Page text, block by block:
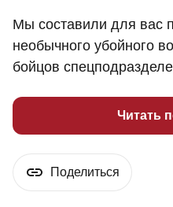
Мы составили для вас
необычного убойного
бойцов
Читать
Поделиться